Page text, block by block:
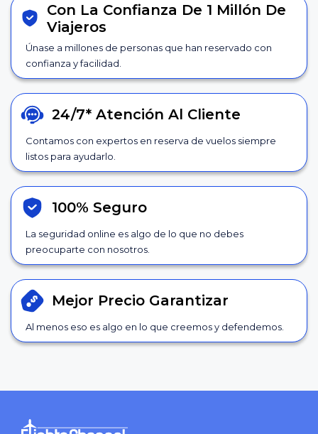
Con La Confianza De 1 Millón De
Viajeros
Únase a millones de personas que han reservado con
confianza y facilidad.
24/7* Atención Al Cliente
Contamos con expertos en reserva de vuelos siempre
listos para ayudarlo.
100% Seguro
La seguridad online es algo de lo que no debes
preocuparte con nosotros.
Mejor Precio Garantizar
Al menos eso es algo en lo que creemos y defendemos.